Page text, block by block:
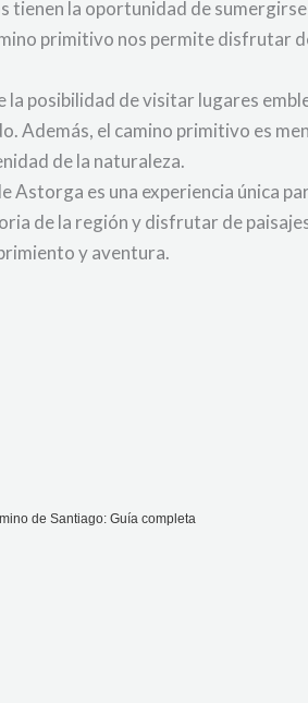
la oportunidad de
primitivo nos permite disfrutar
posibilidad de visitar lugares
Además, el camino primitivo es
de la naturaleza.
Astorga es una experiencia única
de la región y disfrutar de
y aventura.
de Santiago: Guía completa